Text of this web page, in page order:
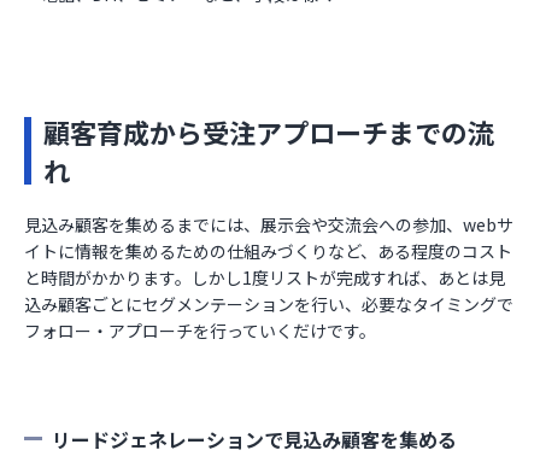
顧客育成から受注アプローチまでの流
れ
見込み顧客を集めるまでには、展示会や交流会への参加、webサ
イトに情報を集めるための仕組みづくりなど、ある程度のコスト
と時間がかかります。しかし1度リストが完成すれば、あとは見
込み顧客ごとにセグメンテーションを行い、必要なタイミングで
フォロー・アプローチを行っていくだけです。
リードジェネレーションで見込み顧客を集める